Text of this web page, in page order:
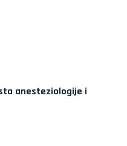
anesteziologije i